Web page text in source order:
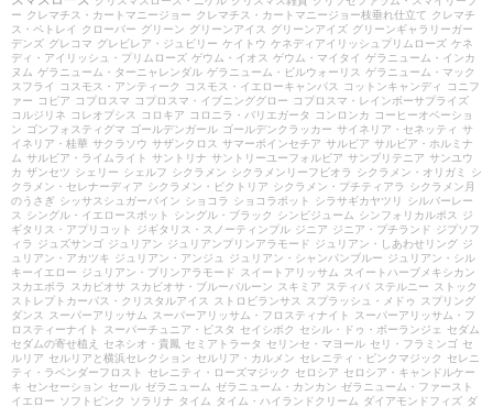
ー クレマチス・カートマニージョー クレマチス・カートマニージョー枝垂れ仕立て クレマチ
ス・ペトレイ
クローバー グリーン グリーンアイス グリーンアイズ グリーンギャラリーガー
デンズ グレコマ グレビレア・ジュビリー ケイトウ ケネディアイリッシュプリムローズ ケネ
ディ・アイリッシュ・プリムローズ ゲウム・イオス ゲウム・マイタイ ゲラニューム・インカ
ヌム ゲラニューム・ターニャレンダル ゲラニューム・ビルウォーリス ゲラニューム・マック
スフライ
コスモス・アンティーク コスモス・イエローキャンパス コットンキャンディ
コニフ
ァー
コピア コプロスマ コプロスマ・イブニンググロー
コプロスマ・レインボーサプライズ
コルジリネ
コレオプシス コロキア コロニラ・バリエガータ コンロンカ
コーヒーオベーショ
ン ゴンフォスティグマ ゴールデンガール ゴールデンクラッカー サイネリア・セネッティ サ
イネリア・桂華 サクラソウ サザンクロス サマーポインセチア サルビア サルビア・ホルミナ
ム サルビア・ライムライト サントリナ サントリーユーフォルビア サンブリテニア サンユウ
カ ザンセツ シェリー シェルフ シクラメン シクラメンリーフビオラ シクラメン・オリガミ
シ
クラメン・セレナーディア シクラメン・ビクトリア シクラメン・プチティアラ
シクラメン月
のうさぎ シッサスシュガーバイン ショコラ ショコラポット シラサギカヤツリ
シルバーレー
ス
シングル・イエロースポット シングル・ブラック シンビジューム シンフォリカルポス
ジ
ギタリス・アプリコット
ジギタリス・スノーティンプル ジニア ジニア・プチランド ジプソフ
ィラ
ジュズサンゴ ジュリアン ジュリアンプリンアラモード ジュリアン・しあわせリング ジ
ュリアン・アカツキ ジュリアン・アンジュ ジュリアン・シャンパンブルー ジュリアン・シル
キーイエロー ジュリアン・プリンアラモード スイートアリッサム
スイートハーブメキシカン
スカエボラ
スカビオサ スカビオサ・ブルーバルーン スキミア スティパ ステルニー
ストック
ストレプトカーパス・クリスタルアイス
ストロビランサス スプラッシュ・メドゥ
スプリング
ダンス
スーパーアリッサム スーパーアリッサム・フロスティナイト
スーパーアリッサム・フ
ロスティーナイト
スーパーチュニア・ビスタ セイシボク セシル・ドゥ・ボーランジェ
セダム
セダムの寄せ植え
セネシオ・貴鳳 セミアトラータ セリンセ・マヨール セリ・フラミンゴ セ
ルリア セルリアと横浜セレクション セルリア・カルメン セレニティ・ピンクマジック
セレニ
ティ・ラベンダーフロスト
セレニティ・ローズマジック セロシア セロシア・キャンドルケー
キ センセーション セール ゼラニューム ゼラニューム・カンカン ゼラニューム・ファースト
イエロー ソフトピンク ソラリナ タイム タイム・ハイランドクリーム ダイアモンドフィズ ダ